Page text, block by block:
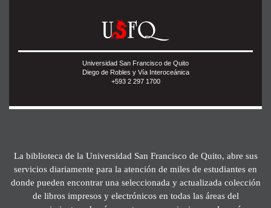
Universidad San Francisco de Quito
Diego de Robles y Vía Interoceánica
+593 2 297 1700
La biblioteca de la Universidad San Francisco de Quito, abre sus
servicios diariamente para la atención de miles de estudiantes en
donde pueden encontrar una seleccionada y actualizada colección
de libros impresos y electrónicos en todas las áreas del